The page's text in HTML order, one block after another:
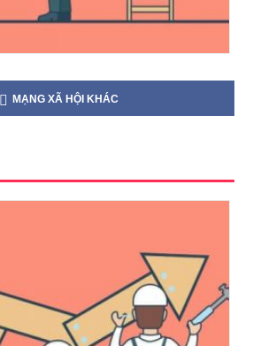
MẠNG XÃ HỘI KHÁC